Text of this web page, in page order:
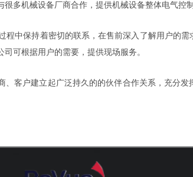
多机械设备厂商合作，提供机械设备整体电气控
中保持着密切的联系，在售前深入了解用户的
可根据用户的需要，提供现场服务。
客户建立起广泛持久的的伙伴合作关系，充分